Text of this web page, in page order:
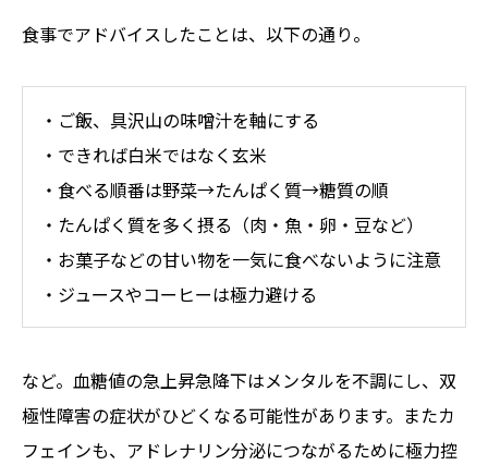
食事でアドバイスしたことは、以下の通り。
・ご飯、具沢山の味噌汁を軸にする
・できれば白米ではなく玄米
・食べる順番は野菜→たんぱく質→糖質の順
・たんぱく質を多く摂る（肉・魚・卵・豆など）
・お菓子などの甘い物を一気に食べないように注意
・ジュースやコーヒーは極力避ける
など。血糖値の急上昇急降下はメンタルを不調にし、双
極性障害の症状がひどくなる可能性があります。またカ
フェインも、アドレナリン分泌につながるために極力控